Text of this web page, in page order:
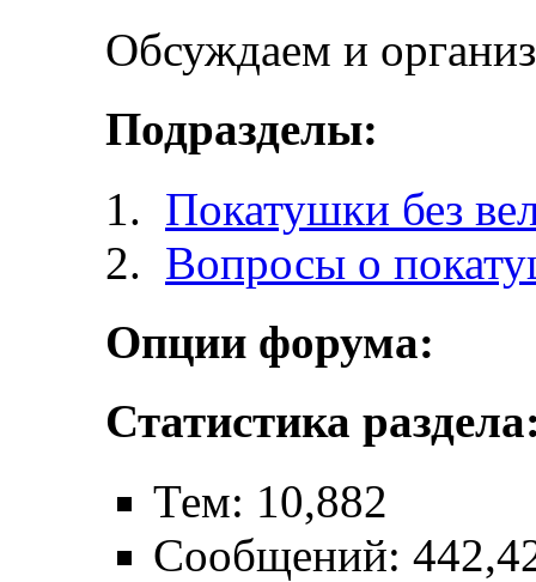
Обсуждаем и
Подразделы:
Покатушки без
Вопросы о
Опции форума:
Статистика
Тем: 10,882
Сообщений: